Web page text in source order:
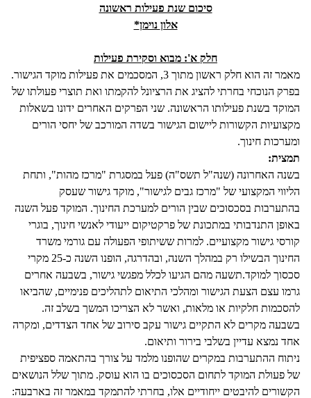
סיכום שנת פעילות ראשונה
אלון נוימן*
חלק א': מבוא וסקירת פעילות
מאמר זה הוא חלק ראשון מתוך 3, המסכמים את פעילות מוקד הגישור.
בפרק הנוכחי בחרתי להציג את הרציונל להקמתו ואת תוצרי פעולתו של
המוקד בשנת פעילותו הראשונה. שני הפרקים האחרים ידונו בשאלות
מקצועיות הקשורות ליישום הגישור בשדה המורכב של יחסי הורים
ומערכות חינוך.
תמצית:
בשנה האחרונה (שנה"ל תשס"ה) פעל במסגרת "מרכז מהות", ותחת
הליווי המקצועי של "מרכז גבים לגישור", מוקד גישור שעסק
בהתערבות בסכסוכים שבין הורים למערכת החינוך. המוקד פעל השנה
באופן התנדבותי במתכונת של פרקטיקום ייעודי לאנשי חינוך, בוגרי
קורסי גישור מקצועיים. למרות ששיתופי הפעולה עם גורמי משרד
החינוך הבשילו רק במהלך השנה, ובהדרגה, הופנו השנה כ-25 מקרי
סכסוך למוקד.תשעה מהם הגיעו לכלל מפגשי גישור, בשבעה אחרים
גרמו עצם הצעת הגישור ומהלכי התיאום לתהליכים פנימיים, שהביאו
להסכמות חלקיות או מלאות, ואשר לא הצריכו המשך בשלב זה.
בשבעה מקרים לא התקיים גישור עקב סירוב של אחד הצדדים, ומקרה
אחד נמצא עדיין בשלבי בירור ותיאום.
ניתוח ההתערבות במקרים שהופנו מלמד על צורך בהתאמה ספציפית
של פעולת המוקד לתחום הסכסוכים בו הוא עוסק. מתוך שלל הנושאים
הקשורים להיבטים ייחודיים אלו, בחרתי להתמקד במאמר זה בארבעה: